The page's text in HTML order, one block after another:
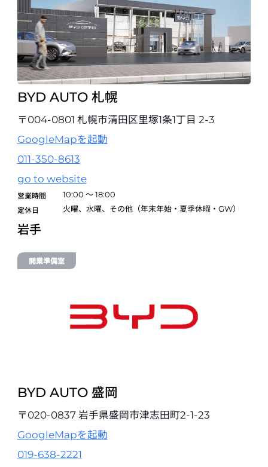
BYD AUTO 東京ベイ東雲
〒135-0062 東京都江東区東雲2-7-20（晴海通り沿い）
03-6632-0890
試乗予約
BYD AUTO 東京品川
03-6810-3038
BYD AUTO 東京杉並
03-6810-3047
BYD AUTO 目黒
〒152-0004 東京都目黒区鷹番1-1-5
BYD AUTO 世田谷桜丘
BYD AUTO 池袋
03-5926-8283
BYD AUTO 札幌
〒004-0801 札幌市清田区里塚1条1丁目 2-3
GoogleMapを起動
011-350-8613
go to website
営業時間 10:00 ～ 18:00
定休日 火曜、水曜、その他（年末年始・夏季休暇・GW）
岩手
開業準備室
BYD AUTO 盛岡
〒020-0837 岩手県盛岡市津志田町2-1-23
GoogleMapを起動
019-638-2221